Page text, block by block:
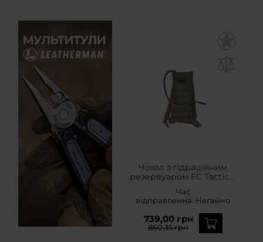
Чохол з гідраційним
резервуаром FC Tactical
Час
відправлення: Негайно
739,00 грн
860,35 грн